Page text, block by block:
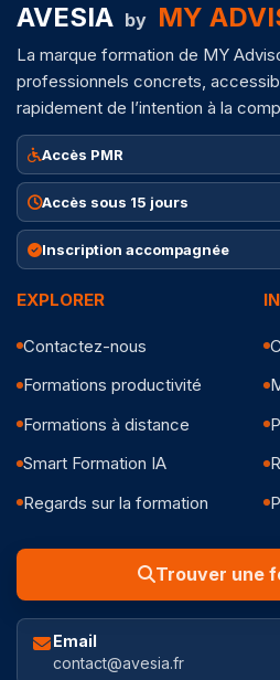
AVESIA by MY
La marque formation de MY
professionnels concrets,
rapidement de l’intention à la
Accès PMR
Accès sous 15 jours
Inscription accompagnée
EXPLORER
Contactez-nous
Formations productivité
Formations à distance
Smart Formation IA
Regards sur la formation
Trouver une
Email
contact@avesia.fr